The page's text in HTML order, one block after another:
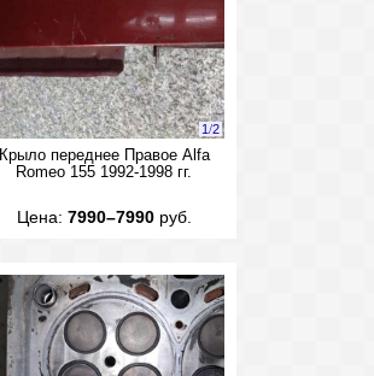
1/2
Крыло переднее Правое Alfa
Romeo 155 1992-1998 гг.
Цена: 7990–7990руб.